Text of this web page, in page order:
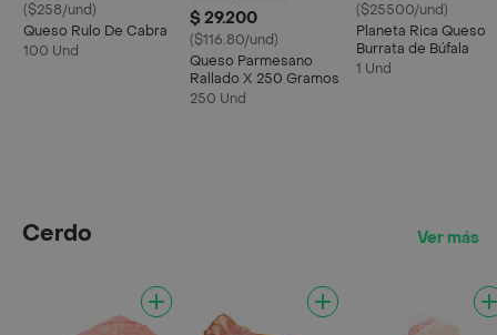
($258/und)
Queso Rulo De Cabra
100 Und
$ 29.200
($116.80/und)
Queso Parmesano
Rallado X 250 Gramos
250 Und
($25500/und)
Planeta Rica Queso
Burrata de Búfala
1 Und
Cerdo Ver más